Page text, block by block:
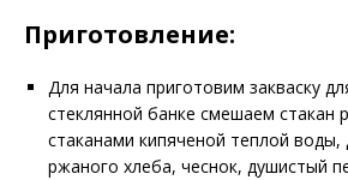
Приготовление:
Для начала приготовим закваску
стеклянной банке смешаем стакан
стаканами кипяченой теплой
ржаного хлеба, чеснок, душистый